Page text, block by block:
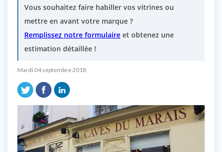
Vous souhaitez faire habiller vos vitrines ou
mettre en avant votre marque ?
Remplissez notre formulaire et obtenez une
estimation détaillée !
Mardi 04 septembre 2018